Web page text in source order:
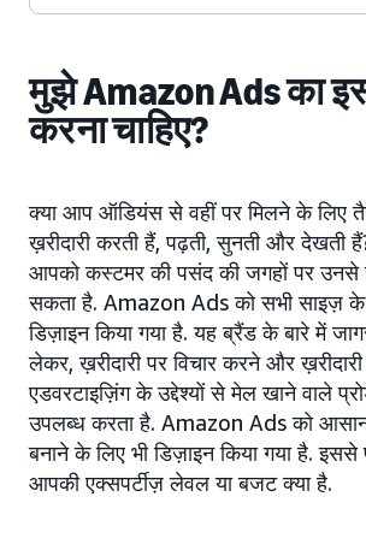
मुझे Amazon Ads का
करना चाहिए?
क्या आप ऑडियंस से वहीं पर मिलने के लिए
ख़रीदारी करती हैं, पढ़ती, सुनती और
आपको कस्टमर की पसंद की जगहों पर
सकता है. Amazon Ads को सभी साइज़
डिज़ाइन किया गया है. यह ब्रैंड के बारे में
लेकर, ख़रीदारी पर विचार करने और
एडवरटाइज़िंग के उद्देश्यों से मेल खाने वाले
उपलब्ध करता है. Amazon Ads को
बनाने के लिए भी डिज़ाइन किया गया है. इससे
आपकी एक्सपर्टीज़ लेवल या बजट क्या है.